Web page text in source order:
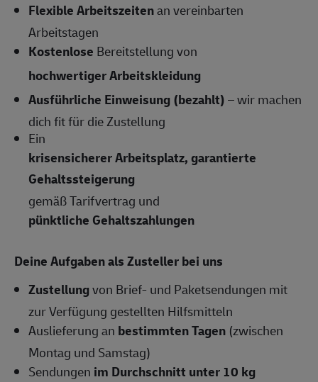
Flexible Arbeitszeitenan vereinbarten
Arbeitstagen
Kostenlose Bereitstellung von
hochwertiger Arbeitskleidung
Ausführliche Einweisung (bezahlt)– wir machen
dich fit für die Zustellung
Ein
krisensicherer Arbeitsplatz, garantierte
Gehaltssteigerung
gemäß Tarifvertrag und
pünktliche Gehaltszahlungen
Deine Aufgaben als Zusteller bei uns
Zustellungvon Brief- und Paketsendungen mit
zur Verfügung gestellten Hilfsmitteln
Auslieferung an bestimmten Tagen (zwischen
Montag und Samstag)
Sendungen im Durchschnitt unter 10 kg